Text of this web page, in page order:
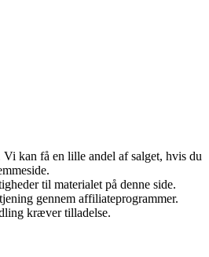
kan få en lille andel af salget, hvis du
til materialet på denne side.
gennem affiliateprogrammer.
kræver tilladelse.